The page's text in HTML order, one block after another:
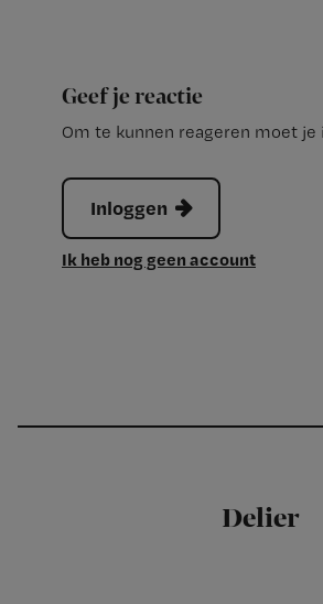
Geef je reactie
Om te kunnen reageren moet je
Inloggen
Ik heb nog geen account
Delier